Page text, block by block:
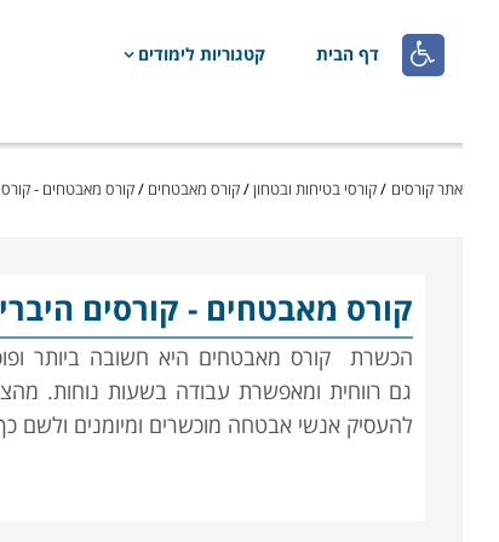
 דף הבית קטגוריות לימודים
אתר קורסים /קורסי בטיחות ובטחון/קורס מאבטחים /קורס מאבטחים -
קורס מאבטחים- קורסים
הכשרת קורס מאבטחים היא חשובה ביותר
גם רווחית ומאפשרת עבודה בשעות נוחות.
להעסיק אנשי אבטחה מוכשרים ומיומנים ולשם
עבודת המאבטח היא מאתגרת ודורשת רמה